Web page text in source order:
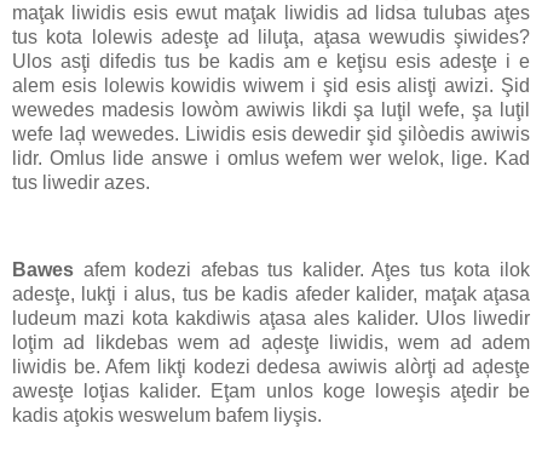
maţak liwidis esis ewut maţak liwidis ad lidsa tulubas aţes
tus kota lolewis adesţe ad liluţa, aţasa wewudis şiwides?
Ulos asţi difedis tus be kadis am e keţisu esis adesţe i e
alem esis lolewis kowidis wiwem i şid esis alisţi awizi. Şid
wewedes madesis lowòm awiwis likdi şa luţil wefe, şa luţil
wefe laḑ wewedes. Liwidis esis dewedir şid şilòedis awiwis
lidr. Omlus lide answe i omlus wefem wer welok, lige. Kad
tus liwedir azes.
Bawes afem kodezi afebas tus kalider. Aţes tus kota ilok
adesţe, lukţi i alus, tus be kadis afeder kalider, maţak aţasa
ludeum mazi kota kakdiwis aţasa ales kalider. Ulos liwedir
loţim ad likdebas wem ad aḑesţe liwidis, wem ad adem
liwidis be. Afem likţi kodezi dedesa awiwis alòrţi ad aḑesţe
awesţe loţias kalider. Eţam unlos koge loweşis aţedir be
kadis aţokis weswelum bafem liyşis.